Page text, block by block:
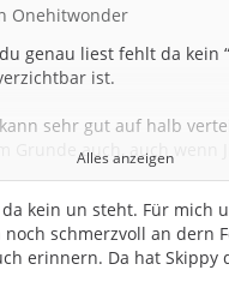
Onehitwonder
genau liest fehlt da kein
ist.
sehr gut auf halb
Grunde auch, auch wenn
auf außen geparkt hat
In Elverum hat
mit Köster, Ankermann
in der Abwehr.
Alles anzeigen
kein un steht. Für mich
schmerzvoll an dern
erinnern. Da hat Skippy